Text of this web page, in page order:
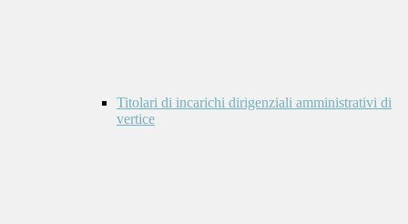
Titolari di incarichi dirigenziali amministrativi di
vertice